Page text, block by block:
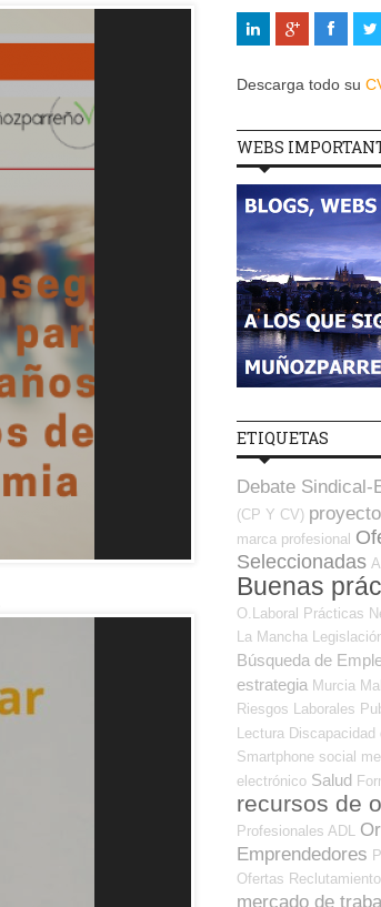
Descarga todo su
WEBS
ETIQUETAS
Debate Sindical-
(CP Y CV) proyecto
marca profesional
Seleccionadas
Buenas
O.Laboral
Prácticas
La Mancha
Búsqueda de
estrategia Murcia
Riesgos Laborales
Lectura Discapacidad
Smartphone social
electrónico Salud
recursos de
Profesionales ADL
Emprendedores
Ofertas Reclutamiento
mercado de